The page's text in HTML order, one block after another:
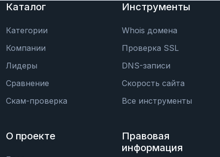
Каталог
Категории
Компании
Лидеры
Сравнение
Скам-проверка
Инструменты
Whois домена
Проверка SSL
DNS-записи
Скорость сайта
Все инструменты
О проекте
Правовая
информация